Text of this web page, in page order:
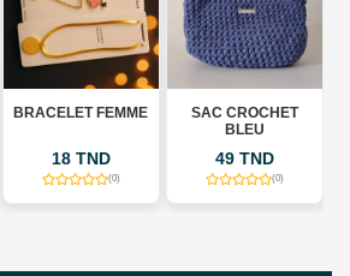
BRACELET FEMME
18 TND
(0)
SAC CROCHET
BLEU
49 TND
(0)